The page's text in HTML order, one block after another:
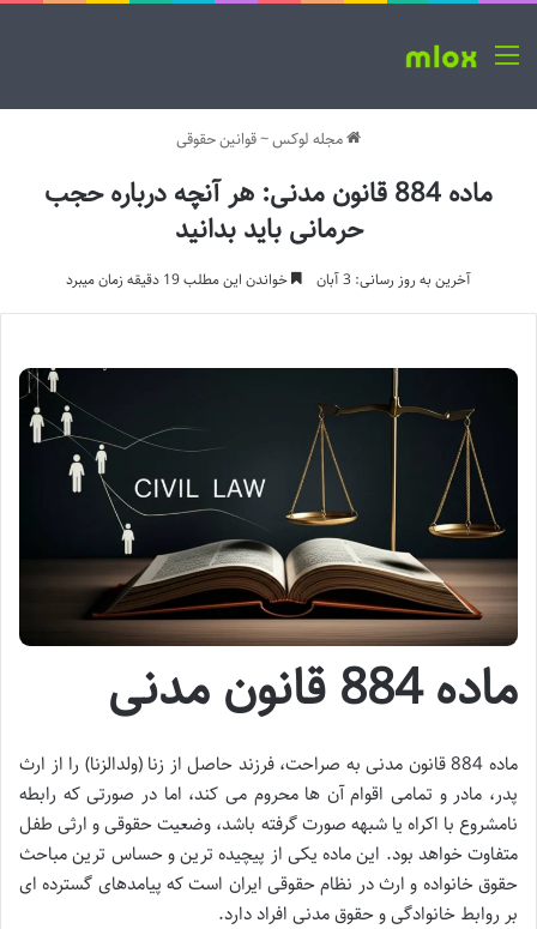
منو
مجله لوکس~قوانین حقوقی
ماده 884 قانون مدنی: هر آنچه درباره حجب
حرمانی باید بدانید
آخرین به روز رسانی: 3 آبان خواندن این مطلب 19 دقیقه زمان میبرد
ماده 884 قانون مدنی
ماده 884 قانون مدنی به صراحت، فرزند حاصل از زنا (ولدالزنا) را از ارث
پدر، مادر و تمامی اقوام آن ها محروم می کند، اما در صورتی که رابطه
نامشروع با اکراه یا شبهه صورت گرفته باشد، وضعیت حقوقی و ارثی طفل
متفاوت خواهد بود. این ماده یکی از پیچیده ترین و حساس ترین مباحث
حقوق خانواده و ارث در نظام حقوقی ایران است که پیامدهای گسترده ای
بر روابط خانوادگی و حقوق مدنی افراد دارد.